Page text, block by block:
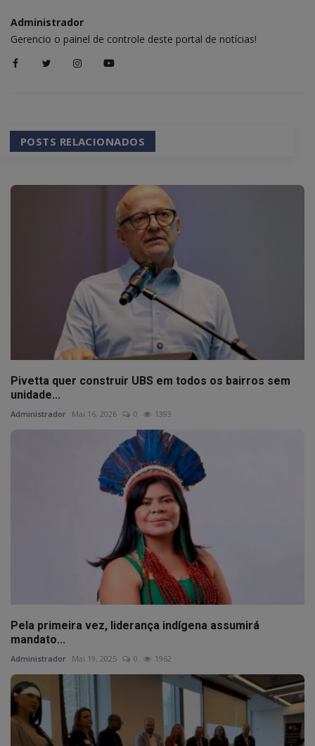
Administrador
Gerencio o painel de controle deste portal de notícias!
POSTS RELACIONADOS
Pivetta quer construir UBS em todos os bairros sem
unidade...
Administrador Mai 16, 2026 0 1393
Pela primeira vez, liderança indígena assumirá
mandato...
Administrador Mai 19, 2025 0 1962